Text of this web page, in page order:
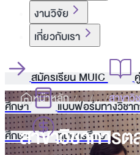
งานวิจัย
เกี่ยวกับเรา
สมัครเรียน MUIC
ศึกษา
แบบฟอร์มทางวิชา
ศึกษา
ทุนการศึกษา
หน้าหลัก สาขาวิ
สาขาวิชาการ